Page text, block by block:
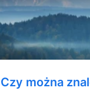
Czy można